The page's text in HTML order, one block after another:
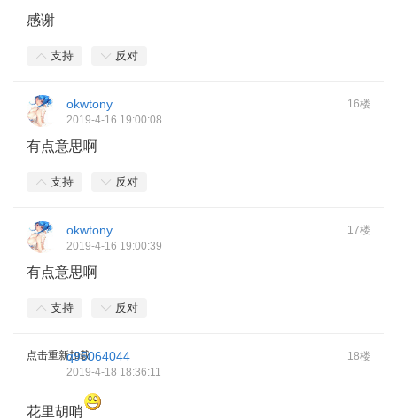
感谢
支持 反对
16楼
okwtony
2019-4-16 19:00:08
有点意思啊
支持 反对
17楼
okwtony
2019-4-16 19:00:39
有点意思啊
支持 反对
点击重新加载 18楼
q95064044
2019-4-18 18:36:11
花里胡哨